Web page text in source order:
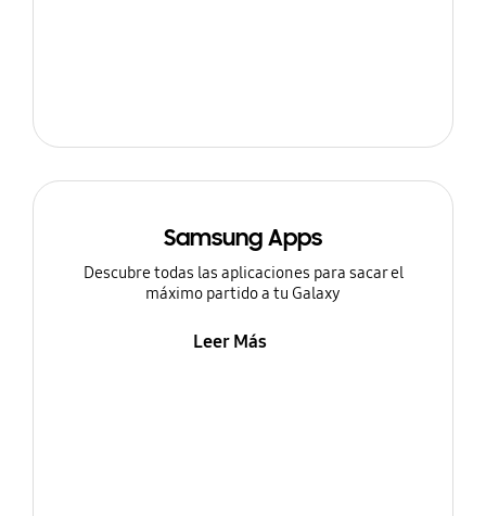
Samsung Apps
Descubre todas las aplicaciones para sacar el
máximo partido a tu Galaxy
Leer Más